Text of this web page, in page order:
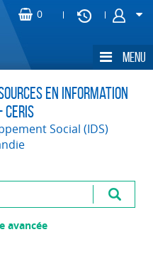
en Information
Social (IDS)
avancée